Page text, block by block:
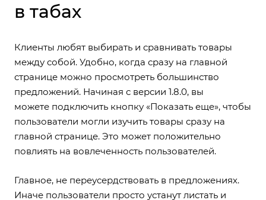
в табах
Клиенты любят выбирать и сравнивать товары
между собой. Удобно, когда сразу на главной
странице можно просмотреть большинство
предложений. Начиная с версии 1.8.0, вы
можете подключить кнопку «Показать еще», чтобы
пользователи могли изучить товары сразу на
главной странице. Это может положительно
повлиять на вовлеченность пользователей.
Главное, не переусердствовать в предложениях.
Иначе пользователи просто устанут листать и